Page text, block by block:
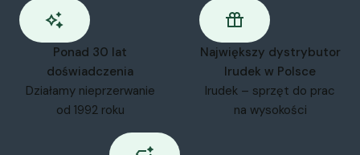
Ponad 30 lat
doświadczenia
Działamy nieprzerwanie
od 1992 roku
Największy dystrybutor
Irudek w Polsce
Irudek – sprzęt do prac
na wysokości